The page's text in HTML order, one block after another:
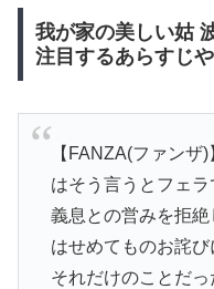
我が家の美しい姑
注目するあらすじ
【FANZA(ファン
はそう言うとフェ
義息との営みを拒
はせめてものお詫び
それだけのことだ